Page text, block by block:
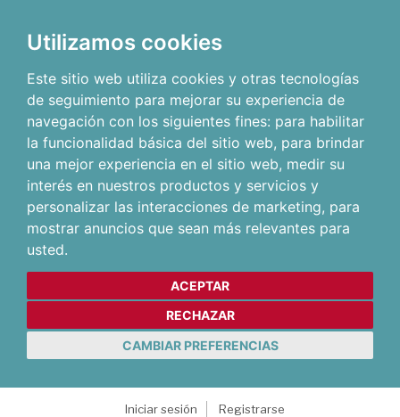
Utilizamos cookies
Este sitio web utiliza cookies y otras tecnologías
de seguimiento para mejorar su experiencia de
navegación con los siguientes fines: para habilitar
la funcionalidad básica del sitio web, para brindar
una mejor experiencia en el sitio web, medir su
interés en nuestros productos y servicios y
personalizar las interacciones de marketing, para
mostrar anuncios que sean más relevantes para
usted.
ACEPTAR
RECHAZAR
CAMBIAR PREFERENCIAS
Iniciar sesión
Registrarse